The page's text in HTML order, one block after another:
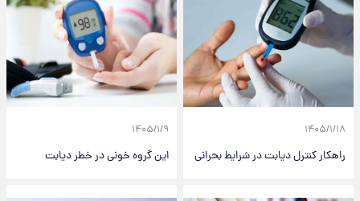
۱۴۰۵/۱/۱۸
راهکار کنترل دیابت در شرایط بحرانی
۱۴۰۵/۱/۹
این گروه خونی در خطر دیابت